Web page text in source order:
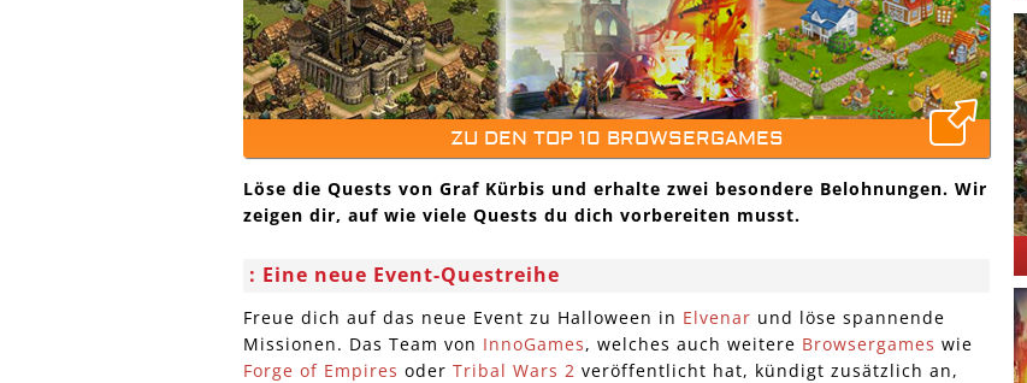
ZU DEN TOP 10 BROWSERGAMES
Löse die Quests von Graf Kürbis und erhalte zwei besondere Belohnungen. Wir
zeigen dir, auf wie viele Quests du dich vorbereiten musst.
Eine neue Event-Questreihe
Freue dich auf das neue Event zu Halloween in Elvenar und löse spannende
Missionen. Das Team von InnoGames, welches auch weitere Browsergames wie
Forge of Empires oder Tribal Wars 2 veröffentlicht hat, kündigt zusätzlich an,